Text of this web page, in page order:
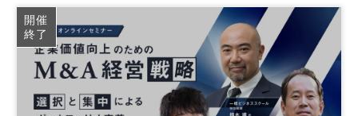
事業承継 成長戦略 経営戦略
参加無料
開催
終了